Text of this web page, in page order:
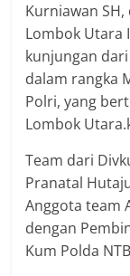
Kurniawan
Lombok Utara
kunjungan
dalam rangka
Polri, yang
Lombok
Team dari
Pranatal
Anggota team
dengan
Kum Polda